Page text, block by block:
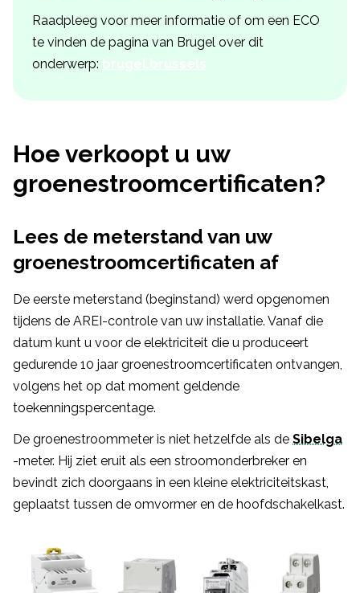
Raadpleeg voor meer informatie of om een ECO
te vinden de pagina van Brugel over dit
onderwerp: brugel.brussels
Hoe verkoopt u uw
groenestroomcertificaten?
Lees de meterstand van uw
groenestroomcertificaten af
De eerste meterstand (beginstand) werd opgenomen
tijdens de AREI-controle van uw installatie. Vanaf die
datum kunt u voor de elektriciteit die u produceert
gedurende 10 jaar groenestroomcertificaten ontvangen,
volgens het op dat moment geldende
toekenningspercentage.
De groenestroommeter is niet hetzelfde als de Sibelga
-meter. Hij ziet eruit als een stroomonderbreker en
bevindt zich doorgaans in een kleine elektriciteitskast,
geplaatst tussen de omvormer en de hoofdschakelkast.